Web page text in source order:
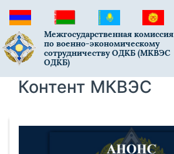
Межгосударственная комиссия
по военно-экономическому
сотрудничеству ОДКБ (МКВЭС
ОДКБ)
Контент МКВЭС